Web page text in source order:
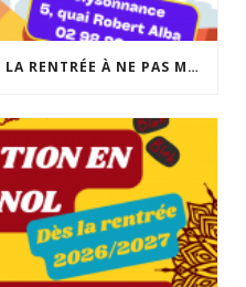
PREMIER RENDEZ-VOUS DE LA RENTRÉE À NE PAS MANQUER: LA FABRIQUE DES POSSIBLES AU LOCAL JEUNES DE POLYSONNANCE. UN MOMENT CONVIVIAL POUR RÉALISER VOS PROJETS DE SORTIES, D’ACTIVITÉS, DE SÉJOURS… INFO: 02 98 86 13 11